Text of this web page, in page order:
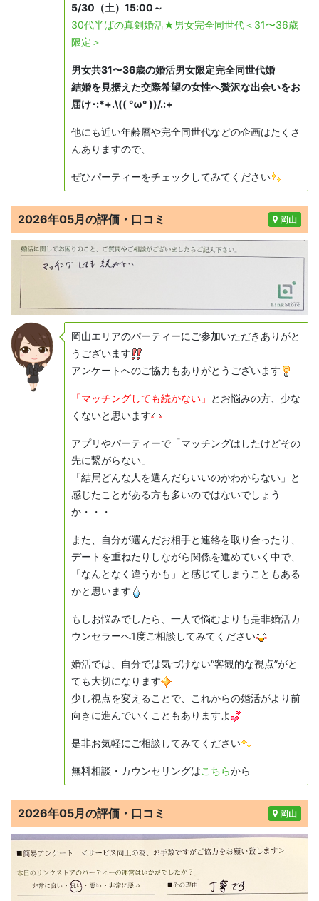
5/30（土）15:00～
30代半ばの真剣婚活★男女完全同世代＜31〜36歳
限定＞
男女共31〜36歳の婚活男女限定完全同世代婚
結婚を見据えた交際希望の女性へ贅沢な出会いをお
届け･:*+.\(( °ω° ))/.:+
他にも近い年齢層や完全同世代などの企画はたくさ
んありますので、
ぜひパーティーをチェックしてみてください
岡山
2026年05月の評価・口コミ
岡山エリアのパーティーにご参加いただきありがと
うございます
アンケートへのご協力もありがとうございます
「マッチングしても続かない」 とお悩みの方、少な
くないと思います
アプリやパーティーで「マッチングはしたけどその
先に繋がらない」
「結局どんな人を選んだらいいのかわからない」と
感じたことがある方も多いのではないでしょう
か・・・
また、自分が選んだお相手と連絡を取り合ったり、
デートを重ねたりしながら関係を進めていく中で、
「なんとなく違うかも」と感じてしまうこともある
かと思います
もしお悩みでしたら、一人で悩むよりも是非婚活カ
ウンセラーへ1度ご相談してみてください
婚活では、自分では気づけない“客観的な視点”がと
ても大切になります
少し視点を変えることで、これからの婚活がより前
向きに進んでいくこともありますよ
是非お気軽にご相談してみてください
無料相談・カウンセリングはこちらから
岡山
2026年05月の評価・口コミ